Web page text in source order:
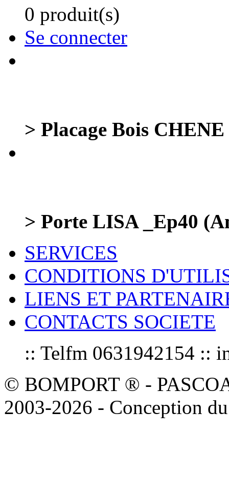
0 produit(s)
Se connecter
> Placage Bois
> Porte LISA _Ep40
SERVICES
CONDITIONS
LIENS ET
CONTACTS SOCIETE
:: Telfm 0631942154 ::
© BOMPORT ® -
2003-2026 - Conception